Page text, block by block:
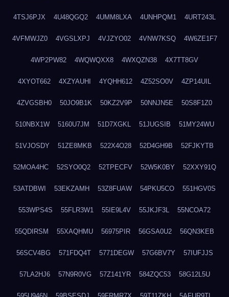
4TSJ6PJX 4U48QGQ2 4UMM8LXA 4UNHPQM1 4URT243L
4VFMWJZ0 4VGSLXPJ 4VJZYO02 4VNW7KSQ 4W6ZE1F7
4WP2PW82 4WQWQXX8 4WXQZN38 4X7TT8GV
4XYOT662 4XZYAUHI 4YQHH612 4Z52SO0V 4ZP14UIL
4ZVGSBH0 50JO9B1K 50KZ2V9P 50NNJN5E 50S8F1Z0
510NBX1W 5160U7JM 51D7XGKL 51JUGSIB 51MY24WU
51VJOSDY 51ZE8MKB 522X4O28 52D4GH9B 52FJKYTB
52MOA4HC 52SYO0Q2 52TPECFV 52W5K0BY 52XXY91Q
53ATDBWI 53EKZAMH 53Z8FUAW 54PKU5CO 551HGV0S
553WPS4S 55FLR3W1 55IE9L4V 55JKJF3L 55NCOA72
55QDIRSM 55XAQHMU 56975PIR 56GSA0U2 56QN3KEB
56SCV4BG 571FDQ4T 5771DEGW 57G6BV7Y 57IUFJJS
57LA2HJ6 57N9R0VG 57Z141YR 584ZQC53 58G12L5U